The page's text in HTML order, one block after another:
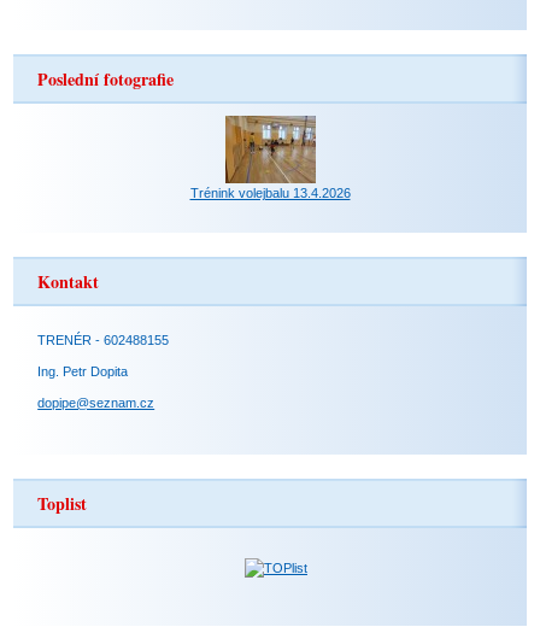
Poslední fotografie
Trénink volejbalu 13.4.2026
Kontakt
TRENÉR - 602488155
Ing. Petr Dopita
dopipe@seznam.cz
Toplist